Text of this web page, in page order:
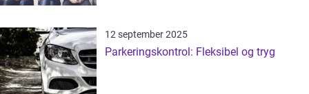
12 september 2025
Parkeringskontrol: Fleksibel og tryg